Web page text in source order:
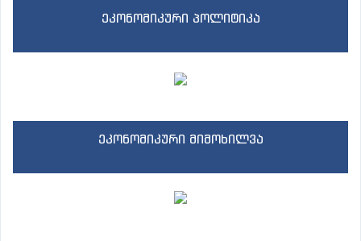
ეკონომიკური პოლიტიკა
ეკონომიკური მიმოხილვა